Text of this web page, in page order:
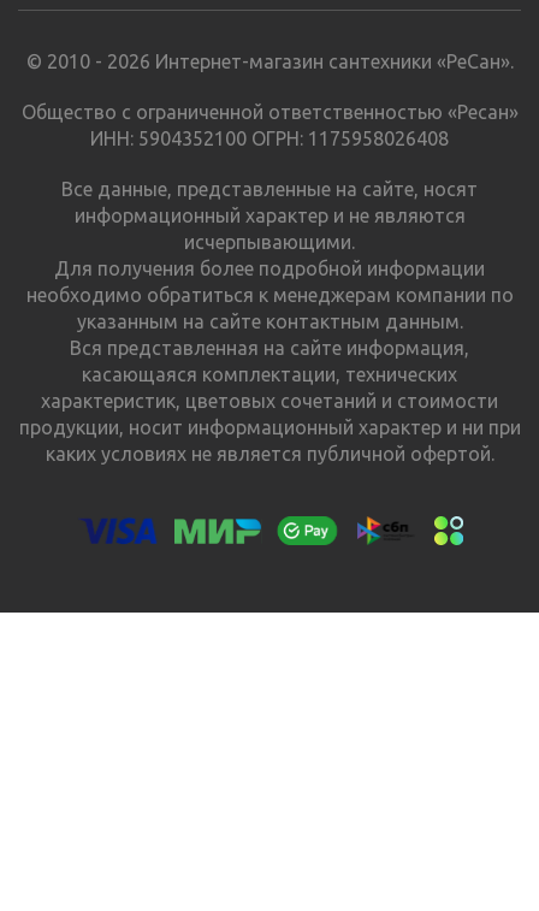
© 2010 - 2026 Интернет-магазин сантехники «РеСан».
Общество с ограниченной ответственностью «Ресан»
ИНН: 5904352100 ОГРН: 1175958026408
Все данные, представленные на сайте, носят
информационный характер и не являются
исчерпывающими.
Для получения более подробной информации
необходимо обратиться к менеджерам компании по
указанным на сайте контактным данным.
Вся представленная на сайте информация,
касающаяся комплектации, технических
характеристик, цветовых сочетаний и стоимости
продукции, носит информационный характер и ни при
каких условиях не является публичной офертой.